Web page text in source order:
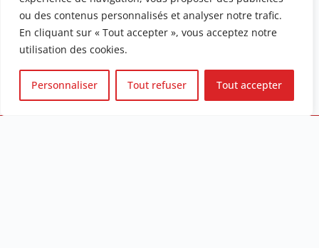
ou des contenus personnalisés et analyser notre trafic.
En cliquant sur « Tout accepter », vous acceptez notre
utilisation des cookies.
Personnaliser Tout refuser Tout accepter